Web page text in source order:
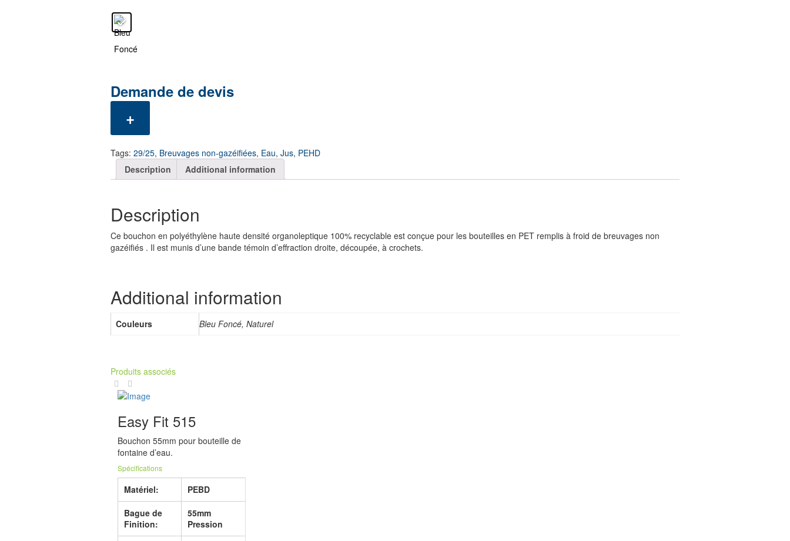
Demande de devis
+
Tags: 29/25, Breuvages non-gazéifiées, Eau, Jus, PEHD
Description
Additional information
Description
Ce bouchon en polyéthylène haute densité organoleptique 100% recyclable est conçue pour les bouteilles en PET remplis à froid de breuvages non
gazéifiés . Il est munis d’une bande témoin d’effraction droite, découpée, à crochets.
Additional information
Couleurs Bleu Foncé, Naturel
Produits associés
Easy Fit 515
Bouchon 55mm pour bouteille de
fontaine d’eau.
Spécifications
Matériel:
PEBD
Bague de
Finition:
55mm
Pression